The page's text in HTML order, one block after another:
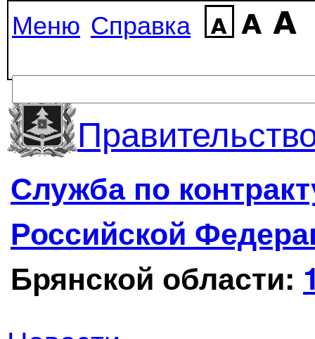
Меню Справка
Служба по
Российской
Брянской области: